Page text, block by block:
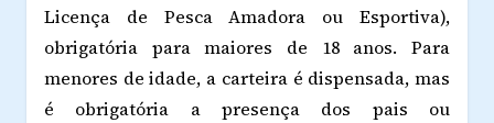
Licença de Pesca Amadora ou Esportiva),
obrigatória para maiores de 18 anos. Para
menores de idade, a carteira é dispensada, mas
é obrigatória a presença dos pais ou